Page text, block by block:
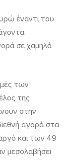
έναντι του
σε χαμηλά
των
της
στην
αγορά στα
και των 49
μεσολαβήσει